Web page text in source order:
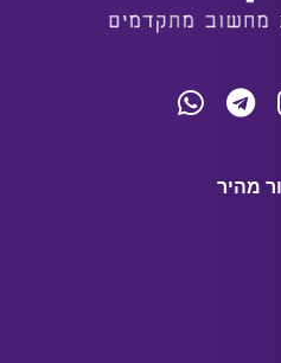
מהיר